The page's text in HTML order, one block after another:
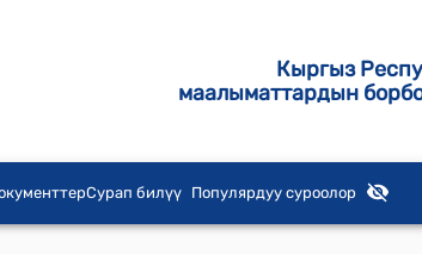
Кыргыз
маалыматтардын
Сурап билүү Популярдуу суроолор